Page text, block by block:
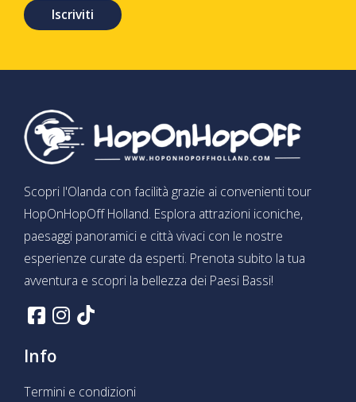
Iscriviti
Scopri l'Olanda con facilità grazie ai convenienti tour
HopOnHopOff Holland. Esplora attrazioni iconiche,
paesaggi panoramici e città vivaci con le nostre
esperienze curate da esperti. Prenota subito la tua
avventura e scopri la bellezza dei Paesi Bassi!
Info
Termini e condizioni